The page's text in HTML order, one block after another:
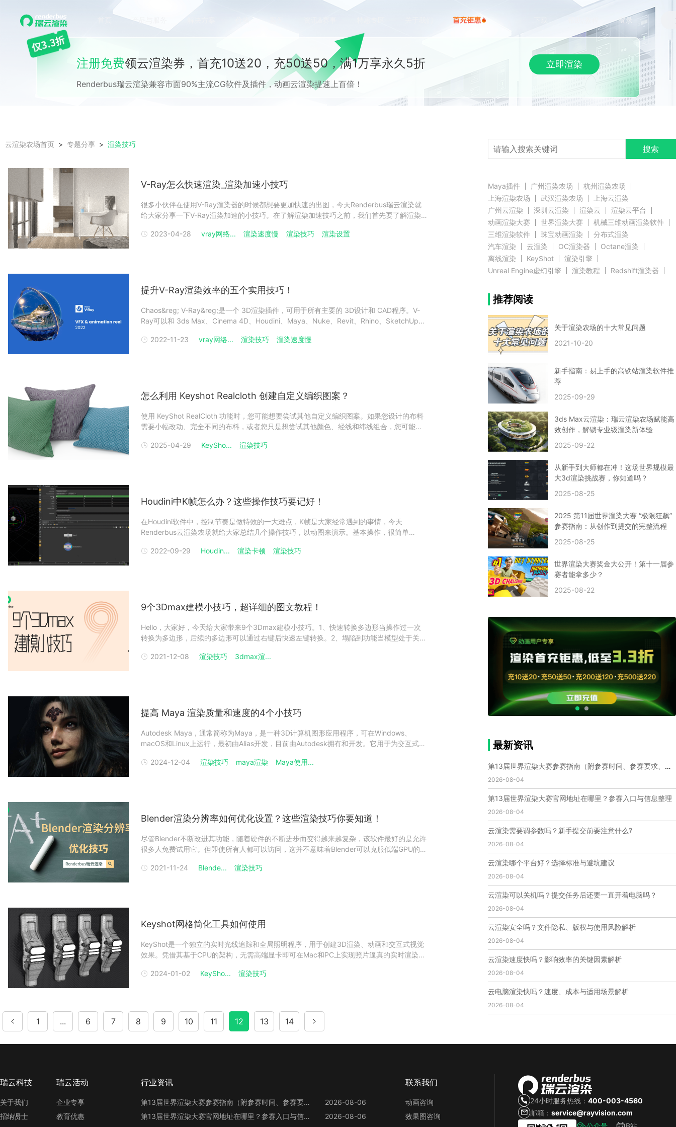
产品与服务 登录
注册免费领云渲染券，首充10送20，充50送50，满1万享永久5折
Renderbus瑞云渲染兼容市面90%主流CG软件及插件，动画云渲染提速上百倍！
立即渲染
云渲染农场首页 专题分享 渲染技巧
V-Ray怎么快速渲染_渲染加速小技巧
很多小伙伴在使用V-Ray渲染器的时候都想要更加快速的出图，今天Renderbus瑞云渲染就
给大家分享一下V-Ray渲染加速的小技巧。在了解渲染加速技巧之前，我们首先要了解渲染
亦然，快速渲染会产生低图像质量。为了确定图像质量和渲染时间的最佳折中方案，Chaos
2023-04-28 vray网络... 渲染速度慢 渲染技巧 渲染设置
提升V-Ray渲染效率的五个实用技巧！
Chaos&reg; V-Ray&reg;是一个 3D渲染插件，可用于所有主要的 3D设计和 CAD程序。V-
Ray可以和 3ds Max、Cinema 4D、Houdini、Maya、Nuke、Revit、Rhino、SketchUp和
的项目，
2022-11-23 vray网络... 渲染技巧 渲染速度慢
怎么利用 Keyshot Realcloth 创建自定义编织图案？
使用 KeyShot RealCloth 功能时，您可能想要尝试其他自定义编织图案。如果您设计的布料
需要小幅改动、完全不同的布料，或者您只是想尝试其他颜色、经线和纬线组合，您可能需
物，这些图案详细到层级。使用飞散纤维，该材料将显得更具触觉。经线是指
2025-04-29 KeySho... 渲染技巧
Houdini中K帧怎么办？这些操作技巧要记好！
在Houdini软件中，控制节奏是做特效的一大难点，K帧是大家经常遇到的事情，今天
Renderbus云渲染农场就给大家总结几个操作技巧，以动图来演示。基本操作，很简单
鼠标中间拖动选择的黄色区域即可移动选择的关键帧选择关键帧Shift+左
2022-09-29 Houdin... 渲染卡顿 渲染技巧
9个3Dmax建模小技巧，超详细的图文教程！
Hello，大家好，今天给大家带来9个3Dmax建模小技巧。1、快速转换多边形当操作过一次
转换为多边形，后续的多边形可以通过右键后快速左键转换。2、塌陷到功能当模型处于关联
图：但是如果是在编辑器上右键使用“塌陷到”，则可以保留关联（实例），如下图：3、编辑
2021-12-08 渲染技巧 3dmax渲...
提高 Maya 渲染质量和速度的4个小技巧
Autodesk Maya，通常简称为Maya，是一种3D计算机图形应用程序，可在Windows、
macOS和Linux上运行，最初由Alias开发，目前由Autodesk拥有和开发。它用于为交互式
特定对象的采样（Maya软件渲染器）或通过减少伪影和闪烁来提
2024-12-04 渲染技巧 maya渲染 Maya使用...
Blender渲染分辨率如何优化设置？这些渲染技巧你要知道！
尽管Blender不断改进其功能，随着硬件的不断进步而变得越来越复杂，该软件最好的是允许
很多人免费试用它。但即使所有人都可以访问，这并不意味着Blender可以克服低端GPU的局
免渲染高分辨率场景带来的硬件消耗的一种方法是在您的项目中使用低多边形或“低多边
2021-11-24 Blende... 渲染技巧
Keyshot网格简化工具如何使用
KeyShot是一个独立的实时光线追踪和全局照明程序，用于创建3D渲染、动画和交互式视觉
效果。凭借其基于CPU的架构，无需高端显卡即可在Mac和PC上实现照片逼真的实时渲染，
不同的文件类型。它有一个简单的用户界面，带有拖放材料和环境预设、交互式标签、
2024-01-02 KeySho... 渲染技巧
1 ... 6 7 8 9 10 11 12 13 14
搜索
Maya插件 广州渲染农场
杭州渲染农场
上海渲染农场
武汉渲染农场
上海云渲染
广州云渲染
深圳云渲染 渲染云
渲染云平台
动画渲染大赛
世界渲染大赛
机械三维动画渲染软件
三维渲染软件
珠宝动画渲染
分布式渲染
汽车渲染
云渲染 OC渲染器
Octane渲染
离线渲染
KeyShot
渲染引擎
Unreal Engine虚幻引擎
渲染教程
Redshift渲染器
推荐阅读
3D模型教程
云渲染农场使用教程
渲染图黑色
云渲染农场价格
建筑效果图渲染
渲染速度慢
贴图教程
CG角色制作心得
动画渲染 在线渲染
渲染技巧
雕刻3D模型
Blender云端渲染
maya渲染 CG动画
动画制作
Blender
CG渲染 渲染农场
3dmax云端渲染
渲染图
CG原画
clarisse教程
拟真人物制作 实时渲染
视觉效果
视觉特效
特效 VRay制作案例
VFX案例
手动渲染农场
云渲染小课堂
CPU渲染
Arnold案例
vr渲染器
效果图渲染 免费云渲染
Autodesk
2D转3D
SU渲染 圣诞短片
风暴幽灵船
云渲染大咖专访
CG电影云渲染案例
Houdini建模案例
CG人物制作
Maya基础知识
Blender渲染技巧
3ds Max资讯
3ds Max教程
CG软件资讯
3d云渲染
3dmax渲染
Substance Painter
vray网络渲染
SAAS渲染农场
Lumion
ZBrush技巧
SketchUp教程
3dmax 渲染慢
渲染卡顿
云渲染怎么收费
纹理渲染
全局光引擎
渲染溢色
EEVEE渲染器
Cycles渲染器
C4D教程
Corona降噪器
奥斯卡
人物建模渲染
在线建模渲染
北京渲染农场
成都动画渲染
免费渲染农场
网络渲染农场
个人渲染农场
小型渲染农场
自建渲染农场
视频渲染农场
渲染农场软件
cpu渲染农场
渲染农场费用
渲染农场下载
模型软件
建模渲染软件
三维建模渲染
3d建模渲染
云渲染农场
C4D渲染农场
渲染农场收费
云渲染农场价格
瑞云渲染农场价格
动画渲染农场
第十一届世界渲染大赛
世界渲染大赛时间
世界渲染大赛官网
国际渲染大赛
国际渲染大赛排名
世界渲染大赛软件
瑞云官网
瑞云科技 端云
瑞云渲染官网
网络渲染软件
云渲染服务
云渲染怎么收费
云渲染怎么用
云渲染技术
云渲染原理 云渲染插件
云渲染软件
云渲染引擎
云渲染主机
云渲染软件厂家
免费云渲染
云渲染网站
云渲染收费 云渲染厂家
云渲染厂商
瑞云渲染大赛
3d渲染大赛
CG动画渲染大赛
瑞云渲染大赛报名页
瑞云渲染大赛奖项
瑞云渲染大赛历届大赛回顾
云渲染电脑
云渲染配置 云主机渲染
视频云渲染
实时渲染云
推荐阅读
关于渲染农场的十大常见问题
2021-10-20
新手指南：易上手的高铁站渲染软件推
荐
2025-09-29
3ds Max云渲染：瑞云渲染农场赋能高
效创作，解锁专业级渲染新体验
2025-09-22
从新手到大师都在冲！这场世界规模最
大3d渲染挑战赛，你知道吗？
2025-08-25
2025 第11届世界渲染大赛 “极限狂飙”
参赛指南：从创作到提交的完整流程
2025-08-25
世界渲染大赛奖金大公开！第十一届参
赛者能拿多少？
2025-08-22
最新资讯
第13届世界渲染大赛参赛指南（附参赛时间、参赛要求、赛事奖励等）
2026-08-04
第13届世界渲染大赛官网地址在哪里？参赛入口与信息整理
2026-08-04
云渲染需要调参数吗？新手提交前要注意什么?
2026-08-04
云渲染哪个平台好？选择标准与避坑建议
2026-08-04
云渲染可以关机吗？提交任务后还要一直开着电脑吗？
2026-08-04
云渲染安全吗？文件隐私、版权与使用风险解析
2026-08-04
云渲染速度快吗？影响效率的关键因素解析
2026-08-04
云电脑渲染快吗？速度、成本与适用场景解析
2026-08-04
瑞云科技
关于我们
招纳贤士
瑞云活动
企业专享
教育优惠
行业资讯
第13届世界渲染大赛参赛指南（附参赛时间、参赛要求、赛事奖励等）
2026-08-06
第13届世界渲染大赛官网地址在哪里？参赛入口与信息整理
2026-08-06
联系我们
动画咨询
效果图咨询
24小时服务热线：400-003-4560
邮箱：service@rayvision.com